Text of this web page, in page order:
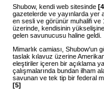
Shubow, kendi web sitesinde
gazetelerde ve yayınlarda yer
en sesli ve görünür muhalifi ve
üzerinde, kendisinin
gelen savunucusu haline geldi.
Mimarlık camiası, Shubow'un
taslak kılavuz üzerine
eleştiriler içeren bir açıklama
çalışmalarında bundan ilham
savunan ve tek tip bir federal
[5]